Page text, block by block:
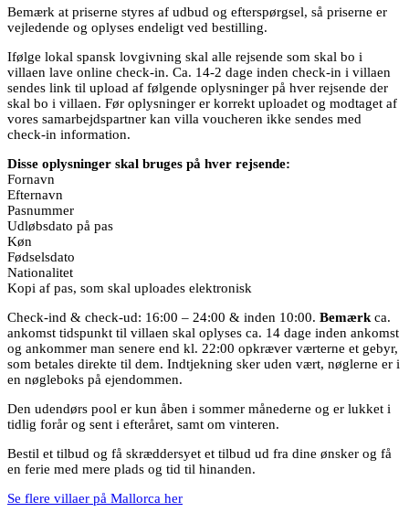
Bemærk at priserne styres af udbud og efterspørgsel, så priserne er
vejledende og oplyses endeligt ved bestilling.
Ifølge lokal spansk lovgivning skal alle rejsende som skal bo i
villaen lave online check-in. Ca. 14-2 dage inden check-in i villaen
sendes link til upload af følgende oplysninger på hver rejsende der
skal bo i villaen. Før oplysninger er korrekt uploadet og modtaget af
vores samarbejdspartner kan villa voucheren ikke sendes med
check-in information.
Disse oplysninger skal bruges på hver rejsende:
Fornavn
Efternavn
Pasnummer
Udløbsdato på pas
Køn
Fødselsdato
Nationalitet
Kopi af pas, som skal uploades elektronisk
Check-ind & check-ud: 16:00 – 24:00 & inden 10:00. Bemærk ca.
ankomst tidspunkt til villaen skal oplyses ca. 14 dage inden ankomst
og ankommer man senere end kl. 22:00 opkræver værterne et gebyr,
som betales direkte til dem. Indtjekning sker uden vært, nøglerne er i
en nøgleboks på ejendommen.
Den udendørs pool er kun åben i sommer månederne og er lukket i
tidlig forår og sent i efteråret, samt om vinteren.
Bestil et tilbud og få skræddersyet et tilbud ud fra dine ønsker og få
en ferie med mere plads og tid til hinanden.
Se flere villaer på Mallorca her